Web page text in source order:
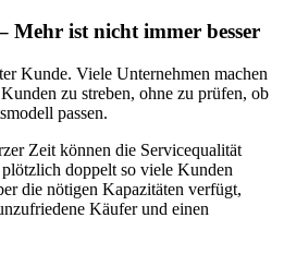
Mehr ist nicht immer besser
Kunde. Viele Unternehmen machen
zu streben, ohne zu prüfen, ob
passen.
Zeit können die Servicequalität
doppelt so viele Kunden
die nötigen Kapazitäten verfügt,
Käufer und einen